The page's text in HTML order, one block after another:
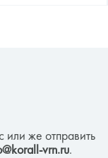
или же отправить
vrn.ru.